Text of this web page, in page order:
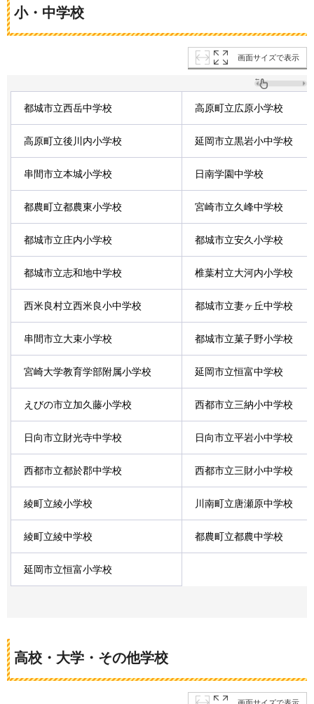
小・中学校
画面サイズで表示
都城市立西岳中学校 高原町立広原小学校
高原町立後川内小学校 延岡市立黒岩小中学校
串間市立本城小学校 日南学園中学校
都農町立都農東小学校 宮崎市立久峰中学校
都城市立庄内小学校 都城市立安久小学校
都城市立志和地中学校 椎葉村立大河内小学校
西米良村立西米良小中学校 都城市立妻ヶ丘中学校
串間市立大束小学校 都城市立菓子野小学校
宮崎大学教育学部附属小学校 延岡市立恒富中学校
えびの市立加久藤小学校 西都市立三納小中学校
日向市立財光寺中学校 日向市立平岩小中学校
西都市立都於郡中学校 西都市立三財小中学校
綾町立綾小学校 川南町立唐瀬原中学校
綾町立綾中学校 都農町立都農中学校
延岡市立恒富小学校
高校・大学・その他学校